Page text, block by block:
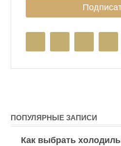
ПОПУЛЯРНЫЕ ЗАПИСИ
Как выбрать